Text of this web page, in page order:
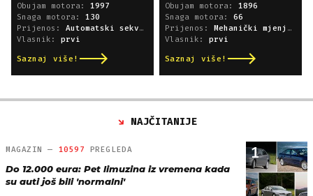
Obujam motora: 1997
Snaga motora: 130
Prijenos: Automatski sekvencijski
Vlasnik: prvi
Saznaj više!
Obujam motora: 1896
Snaga motora: 66
Prijenos: Mehanički mjenjač
Vlasnik: prvi
Saznaj više!
NAJČITANIJE
1
MAGAZIN — 10597 PREGLEDA
Do 12.000 eura: Pet limuzina iz vremena kada
su auti još bili 'normalni'